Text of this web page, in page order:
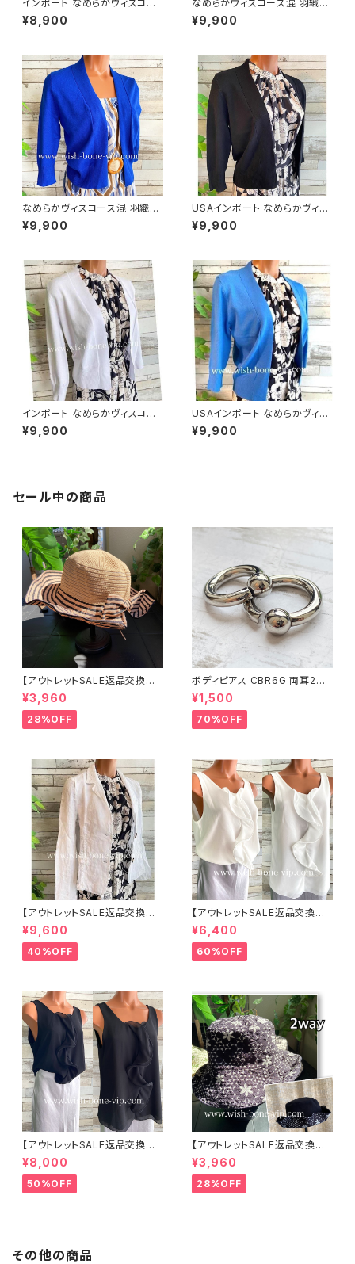
インポート なめらかヴィスコー
ス混 羽織りもの 八分袖・長袖カ
ーディガン/ホワイト
¥8,900
なめらかヴィスコース混 羽織り
カーディガン USAインポート/パ
ープル
¥9,900
なめらかヴィスコース混 羽織り
カーディガン USAインポート/ブ
ルー
¥9,900
USAインポート なめらかヴィス
コース混 七分袖 カーディガン/
ブラック
¥9,900
インポート なめらかヴィスコー
ス混 羽織り 七～八分袖カーデ
ィガン/ホワイト
¥9,900
USAインポート なめらかヴィス
コース混 七分袖 カーディガン/
ブルー
¥9,900
セール中の商品
【アウトレットSALE返品交換不
可8/20まで】つば広サマーハッ
ト・通気性・軽量 ワイヤー入りハ
ット ボーダー＆BIGリボン・女優
帽 UV/紫外線対策 レディースハ
¥3,960
28%OFF
ボディピアス CBR6G 両耳2個
セット 1ボール ネジ式 簡単脱着
サージカルステンレス NY直輸
入
¥1,500
70%OFF
【アウトレットSALE返品交換不
可8/20まで】イタリア製サマー
ジャケット｜Made in ITALY｜
リネン麻 飾りエリ ジャケット/ホ
ワイト
¥9,600
40%OFF
【アウトレットSALE返品交換不
可8/20まで】イタリア製 CASA
DEILUCA ITALY｜前フリル＆B
IGフリルトップス /ホワイト
¥6,400
60%OFF
【アウトレットSALE返品交換不
可8/20まで】イタリア製 CASA
DEILUCA ITALY｜前フリル＆B
IGフリルトップス /ブラック
¥8,000
50%OFF
【アウトレットSALE返品交換不
可8/20まで】ワッフル立体フラワ
ー＆無地 2way リバーシブルハ
ット・ワイヤー入り変形ハット・フ
ラワー帽子【ブラック】
¥3,960
28%OFF
その他の商品